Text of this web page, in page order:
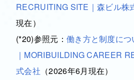
RECRUITING SITE｜森ビル株
現在）
(*20)参照元： 働き方と制度に
｜MORIBUILDING CAREER
式会社 （2026年6月現在）